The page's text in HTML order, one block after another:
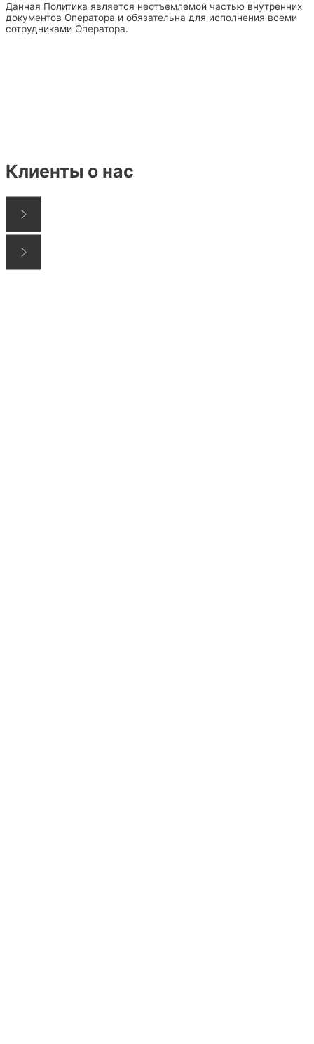
Данная Политика является неотъемлемой частью внутренних
документов Оператора и обязательна для исполнения всеми
сотрудниками Оператора.
Клиенты о нас